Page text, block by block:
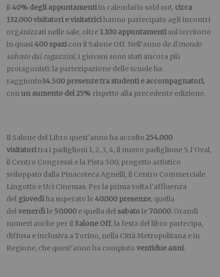
il40% degli appuntamentiin calendario sold out, circa
132.000 visitatori e visitatricihanno partecipato agli incontri
organizzati nelle sale, oltre 1.100 appuntamentisul territorio
in quasi400 spazicon il Salone Off. Nell’anno de Il mondo
salvato dai ragazzini, i giovani sono stati ancora più
protagonisti: la partezipazione delle scuole ha
raggiunto34.500 presenze tra studenti e accompagnatori,
conun aumento del 25% rispetto alla precedente edizione.
Il Salone del Libro quest’anno ha accolto254.000
visitatoritra i padiglioni 1, 2, 3, 4, il nuovo padiglione 5, l’Oval,
il Centro Congressi e la Pista 500, progetto artistico
sviluppato dalla Pinacoteca Agnelli, il Centro Commerciale
Lingotto e Uci Cinemas. Per la prima volta l’affluenza
del giovedìha superato le40.000 presenze, quella
delvenerdìle 50.000 e quella del sabatole70.000. Grandi
numeri anche per il Salone Off, la festa del libro partecipa,
diffusa e inclusiva a Torino, nella Città Metropolitana e in
Regione, che quest’anno ha compiutoventidue anni.